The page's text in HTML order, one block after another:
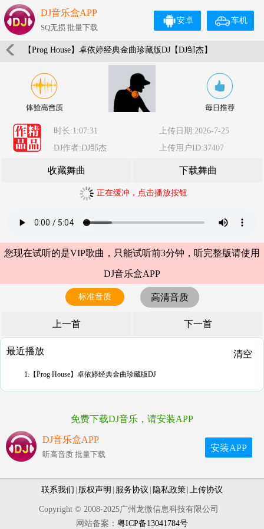
DJ音乐盒APP
SQ无损 批量下载
车机
安卓
【Prog House】卓依婷经典金曲珍藏版DJ【DJ邹杰】
时长:1:07:31
上传日期:2026-7-25
DJ作者:DJ邹杰
上传用户ID:37407
收藏舞曲 下载舞曲
正在缓冲，点击播放按钮
您现在试听的是VIP歌曲，只能试听前3分钟，听完整版请使用
DJ音乐盒APP
标准音质 高清音质
上一首 下一首
最近播放 清空
1.【Prog House】卓依婷经典金曲珍藏版DJ
免费下载DJ音乐，请安装APP
DJ音乐盒APP
听高音质 批量下载
安装APP
联系我们 版权声明 服务协议 隐私政策 上传协议
Copyright © 2008-2025广州龙微信息科技有限公司
网站备案： 粤ICP备13041784号